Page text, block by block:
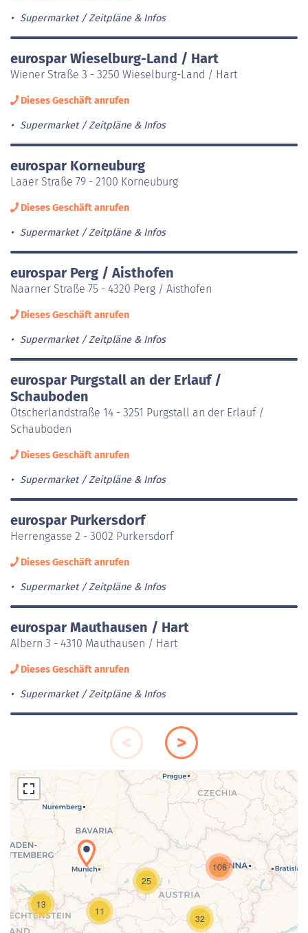
Supermarket Zeitpläne & Infos
eurospar Wieselburg-Land / Hart
Wiener Straße 3 - 3250 Wieselburg-Land / Hart
Dieses Geschäft anrufen
Supermarket Zeitpläne & Infos
eurospar Korneuburg
Laaer Straße 79 - 2100 Korneuburg
Dieses Geschäft anrufen
Supermarket Zeitpläne & Infos
eurospar Perg / Aisthofen
Naarner Straße 75 - 4320 Perg / Aisthofen
Dieses Geschäft anrufen
Supermarket Zeitpläne & Infos
eurospar Purgstall an der Erlauf /
Schauboden
Ötscherlandstraße 14 - 3251 Purgstall an der Erlauf /
Schauboden
Dieses Geschäft anrufen
Supermarket Zeitpläne & Infos
eurospar Purkersdorf
Herrengasse 2 - 3002 Purkersdorf
Dieses Geschäft anrufen
Supermarket Zeitpläne & Infos
eurospar Mauthausen / Hart
Albern 3 - 4310 Mauthausen / Hart
Dieses Geschäft anrufen
Supermarket Zeitpläne & Infos
Laden der Karte...
13
11
32
25
106